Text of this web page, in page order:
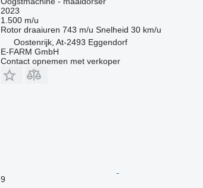
2023
1.500 m/u
Rotor draaiuren 743 m/u Snelheid 30 km/u
Oostenrijk, At-2493 Eggendorf
E-FARM GmbH
Contact opnemen met verkoper
9